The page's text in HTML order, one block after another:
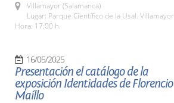
Villamayor (Salamanca)
Lugar: Parque Científico de la Usal. Villamayor
Hora: 17:00 h.
16/05/2025
Presentación el catálogo de la
exposición Identidades de Florencio
Maíllo